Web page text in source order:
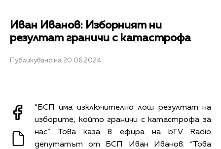
Иван Иванов: Изборният ни
резултат граничи с катастрофа
Публикувано на 20.06.2024
“БСП има изключително лош резултат на
изборите, който граничи с катастрофа за
нас” Това каза в ефира на bTV Radio
депутатът от БСП Иван Иванов. “Това